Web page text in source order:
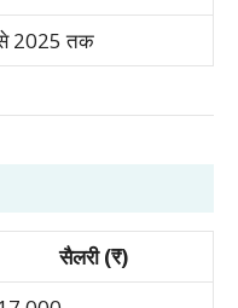
2025 तक
सैलरी (₹)